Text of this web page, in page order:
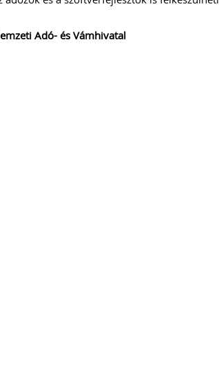
Adó- és Vámhivatal